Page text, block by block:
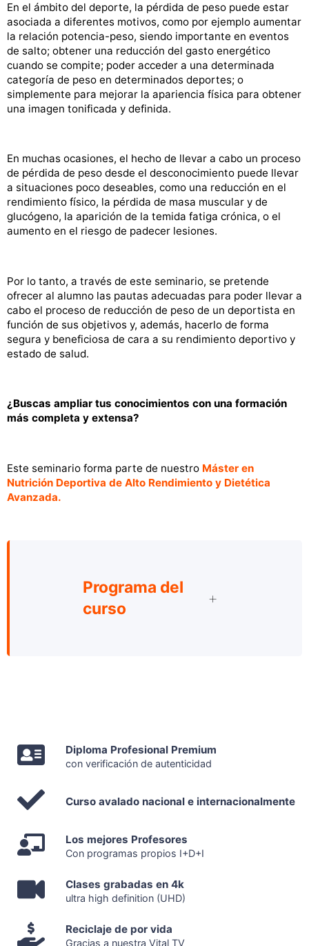
En el ámbito del deporte, la pérdida de peso puede estar
asociada a diferentes motivos, como por ejemplo aumentar
la relación potencia-peso, siendo importante en eventos
de salto; obtener una reducción del gasto energético
cuando se compite; poder acceder a una determinada
categoría de peso en determinados deportes; o
simplemente para mejorar la apariencia física para obtener
una imagen tonificada y definida.
En muchas ocasiones, el hecho de llevar a cabo un proceso
de pérdida de peso desde el desconocimiento puede llevar
a situaciones poco deseables, como una reducción en el
rendimiento físico, la pérdida de masa muscular y de
glucógeno, la aparición de la temida fatiga crónica, o el
aumento en el riesgo de padecer lesiones.
Por lo tanto, a través de este seminario, se pretende
ofrecer al alumno las pautas adecuadas para poder llevar a
cabo el proceso de reducción de peso de un deportista en
función de sus objetivos y, además, hacerlo de forma
segura y beneficiosa de cara a su rendimiento deportivo y
estado de salud.
¿Buscas ampliar tus conocimientos con una formación
más completa y extensa?
Este seminario forma parte de nuestro Máster en
Nutrición Deportiva de Alto Rendimiento y Dietética
Avanzada.
Programa del
curso
Diploma Profesional Premium
con verificación de autenticidad
Curso avalado nacional e internacionalmente
Los mejores Profesores
Con programas propios I+D+I
Clases grabadas en 4k
ultra high definition (UHD)
Reciclaje de por vida
Gracias a nuestra Vital TV